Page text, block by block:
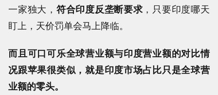
一家独大， 符合印度反垄断要求 ，只要印度哪天
盯上，天价罚单会马上降临。
而且可口可乐全球营业额与印度营业额的对比情
况跟苹果很类似，就是印度市场占比只是全球营
业额的零头。